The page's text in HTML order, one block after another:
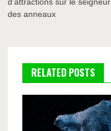
l’article
des anneaux
RELATED POSTS